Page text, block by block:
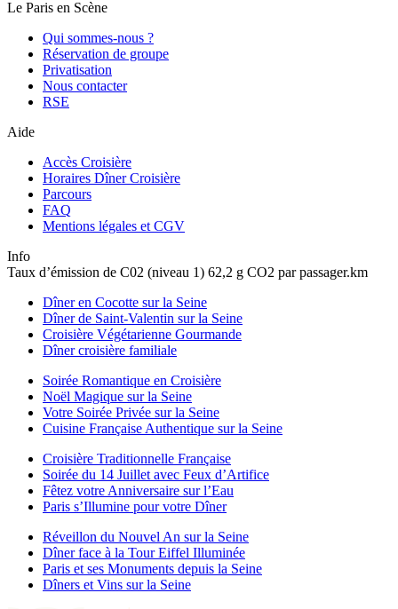
Le Paris en Scène
Qui sommes-nous ?
Réservation de groupe
Privatisation
Nous contacter
RSE
Aide
Accès Croisière
Horaires Dîner Croisière
Parcours
FAQ
Mentions légales et CGV
Info
Taux d’émission de C02 (niveau 1) 62,2 g CO2 par passager.km
Dîner en Cocotte sur la Seine
Dîner de Saint-Valentin sur la Seine
Croisière Végétarienne Gourmande
Dîner croisière familiale
Soirée Romantique en Croisière
Noël Magique sur la Seine
Votre Soirée Privée sur la Seine
Cuisine Française Authentique sur la Seine
Croisière Traditionnelle Française
Soirée du 14 Juillet avec Feux d’Artifice
Fêtez votre Anniversaire sur l’Eau
Paris s’Illumine pour votre Dîner
Réveillon du Nouvel An sur la Seine
Dîner face à la Tour Eiffel Illuminée
Paris et ses Monuments depuis la Seine
Dîners et Vins sur la Seine